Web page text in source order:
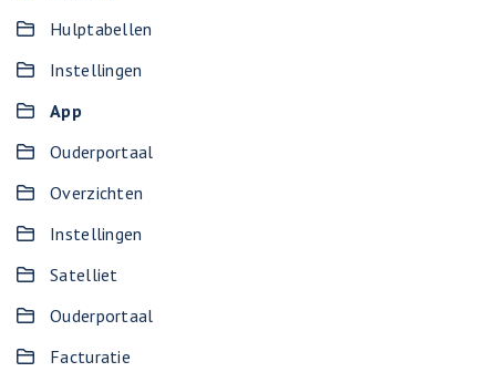
Hulptabellen
Instellingen
App
Ouderportaal
Overzichten
Instellingen
Satelliet
Ouderportaal
Facturatie